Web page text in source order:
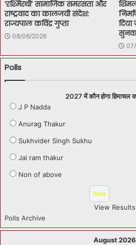
‘रश्मिरथी’ सामाजिक समरसता और
राष्ट्रवाद का कालजयी संदेश:
राज्यपाल कविंद्र गुप्ता
08/06/2026
Polls
2027 में कौन होगा हिमाचल
J P Nadda
Anurag Thakur
Sukhvider Singh Sukhu
Jai ram thakur
Non of above
View Results
Polls Archive
August 2026